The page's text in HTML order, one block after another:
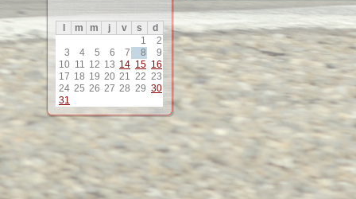
m m j v s
d
1
2
3
4 5 6 7 8
9
10 11 12 13 14 15 16
17 18 19 20 21 22 23
24 25 26 27 28 29 30
31
11
12
13
15